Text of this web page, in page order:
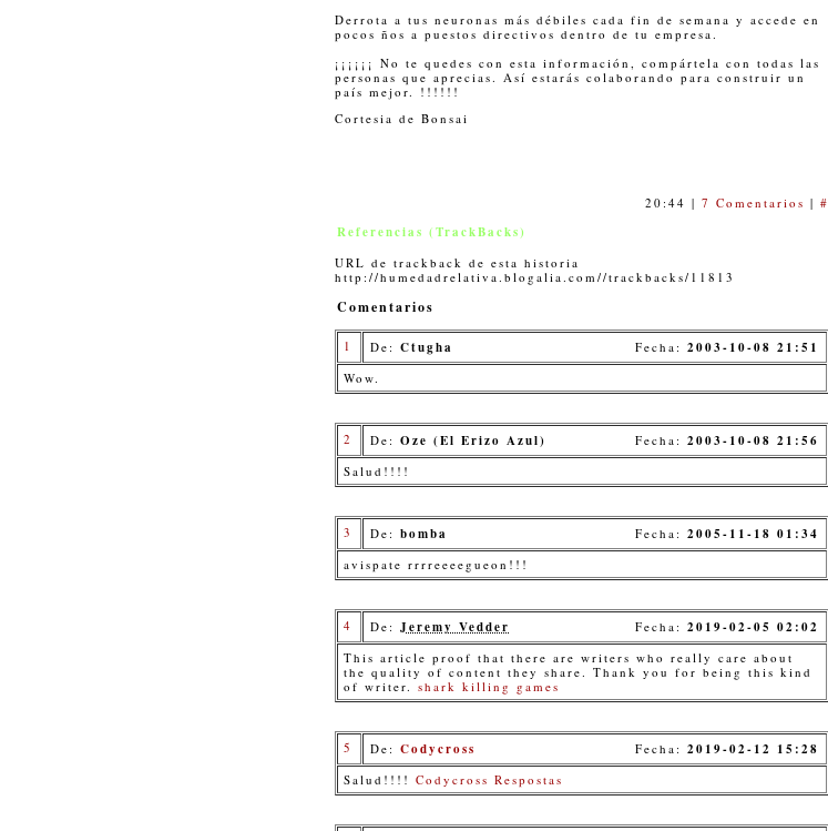
Derrota a tus neuronas más débiles cada fin de semana y accede en
pocos ños a puestos directivos dentro de tu empresa.
¡¡¡¡¡¡ No te quedes con esta información, compártela con todas las
personas que aprecias. Así estarás colaborando para construir un
país mejor. !!!!!!
Cortesia de Bonsai
20:44 | 7 Comentarios | #
Referencias (TrackBacks)
URL de trackback de esta historia
http://humedadrelativa.blogalia.com//trackbacks/11813
Comentarios
1 De: Ctugha Fecha: 2003-10-08 21:51
Wow.
2 De: Oze (El Erizo Azul) Fecha: 2003-10-08 21:56
Salud!!!!
3 De: bomba Fecha: 2005-11-18 01:34
avispate rrrreeeegueon!!!
4 De: Jeremy Vedder Fecha: 2019-02-05 02:02
This article proof that there are writers who really care about
the quality of content they share. Thank you for being this kind
of writer. shark killing games
5 De: Codycross Fecha: 2019-02-12 15:28
Salud!!!! Codycross Respostas